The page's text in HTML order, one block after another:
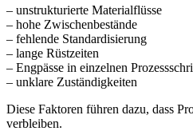
– unstrukturierte Materialflüsse
– hohe Zwischenbestände
– fehlende Standardisierung
– lange Rüstzeiten
– Engpässe in einzelnen
– unklare Zuständigkeiten
Diese Faktoren führen dazu, dass
verbleiben.